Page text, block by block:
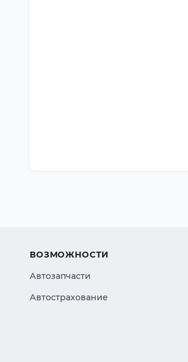
ВОЗМОЖНОСТИ
Автозапчасти
Автострахование